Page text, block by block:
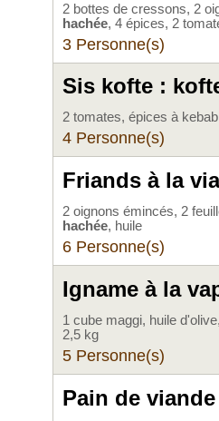
2 bottes de cressons, 2
hachée, 4 épices, 2
3 Personne(s)
Sis kofte :
2 tomates, épices à
4 Personne(s)
Friands à la
2 oignons émincés, 2
hachée, huile
6 Personne(s)
Igname à la
1 cube maggi, huile
2,5 kg
5 Personne(s)
Pain de